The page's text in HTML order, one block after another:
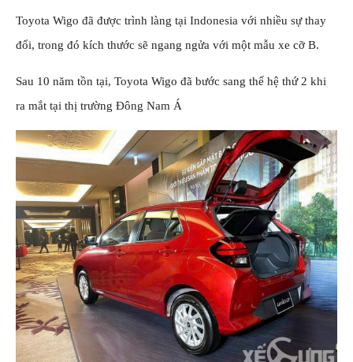
Toyota Wigo đã được trình làng tại Indonesia với nhiều sự thay
đổi, trong đó kích thước sẽ ngang ngửa với một mẫu xe cỡ B.
Sau 10 năm tồn tại, Toyota Wigo đã bước sang thế hệ thứ 2 khi
ra mắt tại thị trường Đông Nam Á